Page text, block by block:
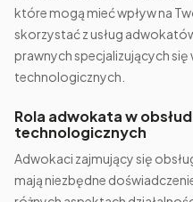
które mogą mieć wpływ na
skorzystać z usług
prawnych specjalizujących się
technologicznych.
Rola adwokata w
technologicznych
Adwokaci zajmujący się
mają niezbędne